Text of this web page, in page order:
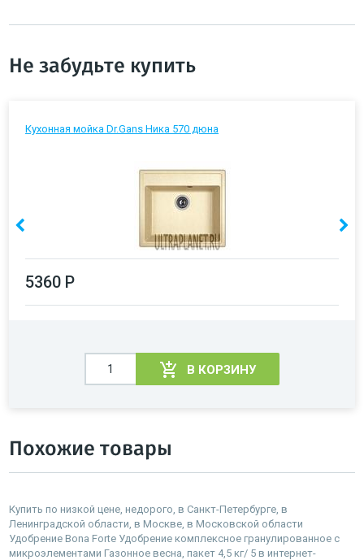
Не забудьте купить
Кухонная мойка Dr.Gans Ника 570 дюна
5360 Р
В КОРЗИНУ
Похожие товары
Купить по низкой цене, недорого, в Санкт-Петербурге, в
Ленинградской области, в Москве, в Московской области
Удобрение Bona Forte Удобрение комплексное гранулированное с
микроэлементами Газонное весна, пакет 4,5 кг/ 5 в интернет-